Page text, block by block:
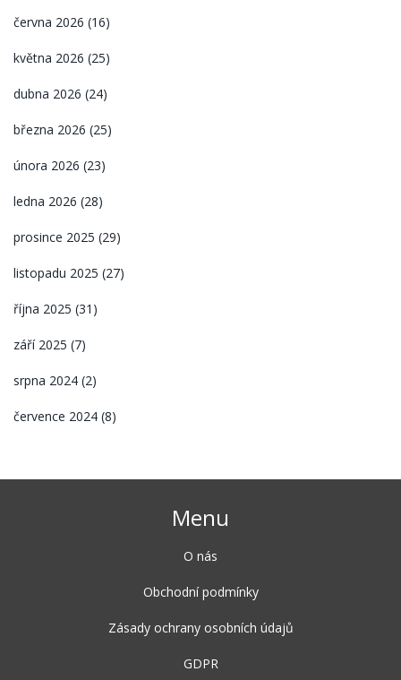
června 2026 (16)
května 2026 (25)
dubna 2026 (24)
března 2026 (25)
února 2026 (23)
ledna 2026 (28)
prosince 2025 (29)
listopadu 2025 (27)
října 2025 (31)
září 2025 (7)
srpna 2024 (2)
července 2024 (8)
Menu
O nás
Obchodní podmínky
Zásady ochrany osobních údajů
GDPR